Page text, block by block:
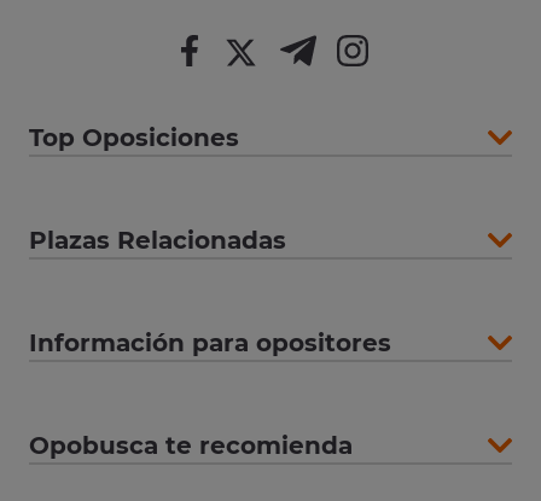
Top Oposiciones
Plazas Relacionadas
Información para opositores
Opobusca te recomienda